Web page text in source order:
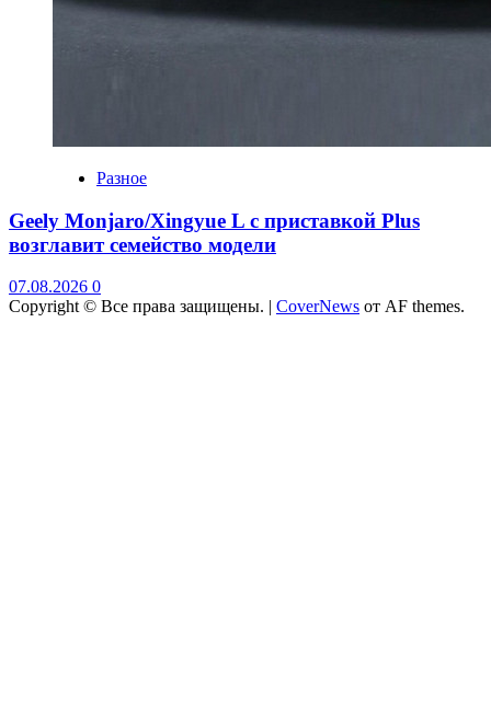
Разное
Geely Monjaro/Xingyue L с приставкой Plus
возглавит семейство модели
07.08.2026 0
Copyright © Все права защищены. | CoverNews от AF themes.